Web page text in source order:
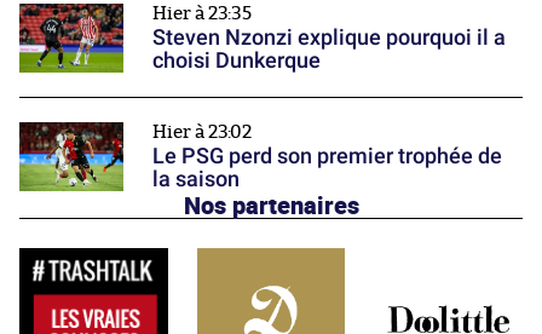
Hier à 23:35
Steven Nzonzi explique pourquoi il a
choisi Dunkerque
Hier à 23:02
Le PSG perd son premier trophée de
la saison
Nos partenaires